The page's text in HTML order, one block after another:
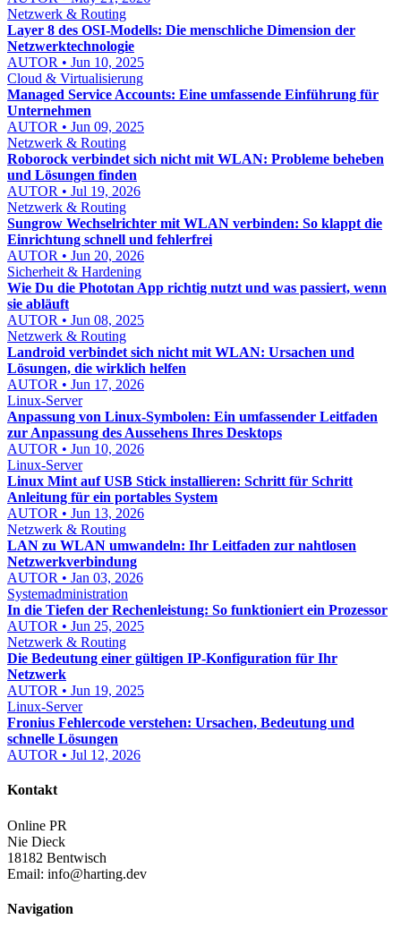
Netzwerk & Routing
Layer 8 des OSI-Modells: Die menschliche Dimension der
Netzwerktechnologie
AUTOR • Jun 10, 2025
Cloud & Virtualisierung
Managed Service Accounts: Eine umfassende Einführung für
Unternehmen
AUTOR • Jun 09, 2025
Netzwerk & Routing
Roborock verbindet sich nicht mit WLAN: Probleme beheben
und Lösungen finden
AUTOR • Jul 19, 2026
Netzwerk & Routing
Sungrow Wechselrichter mit WLAN verbinden: So klappt die
Einrichtung schnell und fehlerfrei
AUTOR • Jun 20, 2026
Sicherheit & Hardening
Wie Du die Phototan App richtig nutzt und was passiert, wenn
sie abläuft
AUTOR • Jun 08, 2025
Netzwerk & Routing
Landroid verbindet sich nicht mit WLAN: Ursachen und
Lösungen, die wirklich helfen
AUTOR • Jun 17, 2026
Linux-Server
Anpassung von Linux-Symbolen: Ein umfassender Leitfaden
zur Anpassung des Aussehens Ihres Desktops
AUTOR • Jun 10, 2026
Linux-Server
Linux Mint auf USB Stick installieren: Schritt für Schritt
Anleitung für ein portables System
AUTOR • Jun 13, 2026
Netzwerk & Routing
LAN zu WLAN umwandeln: Ihr Leitfaden zur nahtlosen
Netzwerkverbindung
AUTOR • Jan 03, 2026
Systemadministration
In die Tiefen der Rechenleistung: So funktioniert ein Prozessor
AUTOR • Jun 25, 2025
Netzwerk & Routing
Die Bedeutung einer gültigen IP-Konfiguration für Ihr
Netzwerk
AUTOR • Jun 19, 2025
Linux-Server
Fronius Fehlercode verstehen: Ursachen, Bedeutung und
schnelle Lösungen
AUTOR • Jul 12, 2026
Kontakt
Online PR
Nie Dieck
18182 Bentwisch
Email: info@harting.dev
Navigation